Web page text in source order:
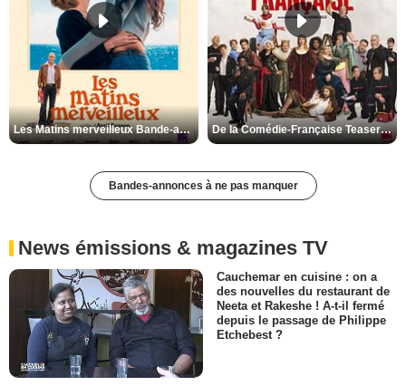
Les Matins merveilleux Bande-annonce VF De la Comédie-Française Teaser VF
Bandes-annonces à ne pas manquer
News émissions & magazines TV
Cauchemar en cuisine : on a
des nouvelles du restaurant de
Neeta et Rakeshe ! A-t-il fermé
depuis le passage de Philippe
Etchebest ?